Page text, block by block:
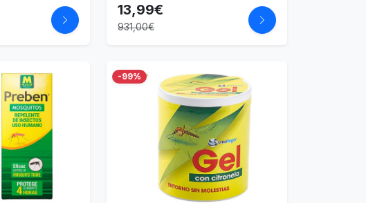
13,99€
931,00€
-99%